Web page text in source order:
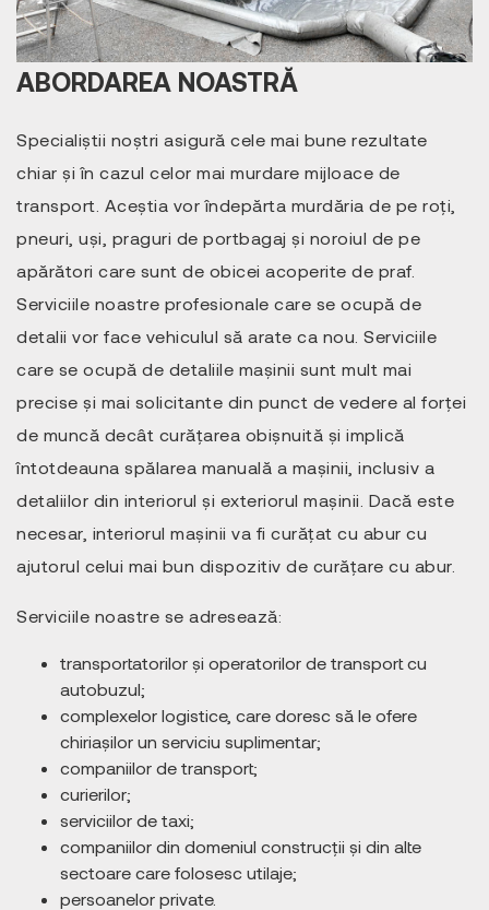
ABORDAREA NOASTRĂ
Specialiștii noștri asigură cele mai bune rezultate
chiar și în cazul celor mai murdare mijloace de
transport. Aceștia vor îndepărta murdăria de pe roți,
pneuri, uși, praguri de portbagaj și noroiul de pe
apărători care sunt de obicei acoperite de praf.
Serviciile noastre profesionale care se ocupă de
detalii vor face vehiculul să arate ca nou. Serviciile
care se ocupă de detaliile mașinii sunt mult mai
precise și mai solicitante din punct de vedere al forței
de muncă decât curățarea obișnuită și implică
întotdeauna spălarea manuală a mașinii, inclusiv a
detaliilor din interiorul și exteriorul mașinii. Dacă este
necesar, interiorul mașinii va fi curățat cu abur cu
ajutorul celui mai bun dispozitiv de curățare cu abur.
Serviciile noastre se adresează:
transportatorilor și operatorilor de transport cu
autobuzul;
complexelor logistice, care doresc să le ofere
chiriașilor un serviciu suplimentar;
companiilor de transport;
curierilor;
serviciilor de taxi;
companiilor din domeniul construcții și din alte
sectoare care folosesc utilaje;
persoanelor private.